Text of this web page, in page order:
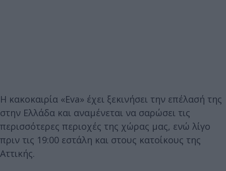
Η κακοκαιρία «Eva» έχει ξεκινήσει την επέλασή της
στην Ελλάδα και αναμένεται να σαρώσει τις
περισσότερες περιοχές της χώρας μας, ενώ λίγο
πριν τις 19:00 εστάλη και στους κατοίκους της
Αττικής.